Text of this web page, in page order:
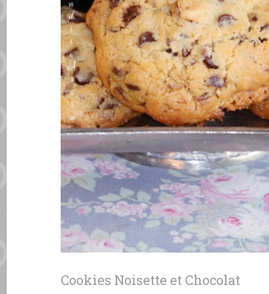
Cookies Noisette et Chocolat